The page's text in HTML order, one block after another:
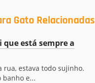
Gato Relacionadas
que está sempre a
rua, estava todo sujinho.
banho e...